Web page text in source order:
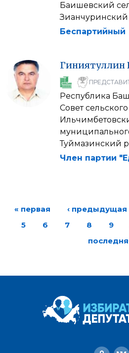
Баишевский
Беспартийный
Гиниятуллин
Республика
Совет
Туймазинский
Член партии
« первая ‹ предыдущая
5
6 7 8 9